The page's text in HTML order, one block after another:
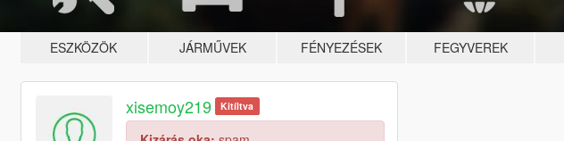
ESZKÖZÖK JÁRMŰVEK FÉNYEZÉSEK FEGYVEREK
xisemoy219 Kitíltva